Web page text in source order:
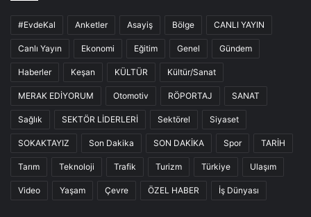
#EvdeKal Anketler Asayiş Bölge CANLI YAYIN
Canlı Yayın Ekonomi Eğitim Genel Gündem
Haberler Keşan KÜLTÜR Kültür/Sanat
MERAK EDİYORUM Otomotiv RÖPORTAJ SANAT
Sağlık SEKTÖR LİDERLERİ Sektörel Siyaset
SOKAKTAYIZ Son Dakika SON DAKİKA Spor TARİH
Tarım Teknoloji Trafik Turizm Türkiye Ulaşım
Video Yaşam Çevre ÖZEL HABER İş Dünyası